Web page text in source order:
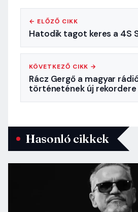
← ELŐZŐ CIKK
Hatodik tagot keres a 4S
KÖVETKEZŐ CIKK →
Rácz Gergő a magyar
történetének új rekordere
Hasonló cikkek